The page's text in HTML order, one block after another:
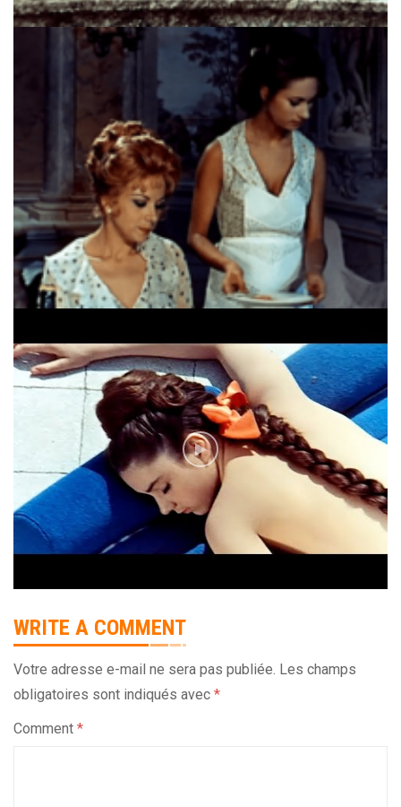
WRITE A COMMENT
Votre adresse e-mail ne sera pas publiée. Les champs
obligatoires sont indiqués avec *
Comment *